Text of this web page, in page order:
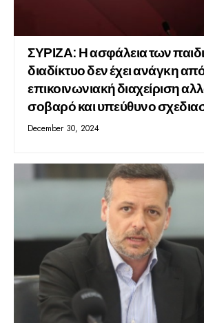
ΣΥΡΙΖΑ: Η ασφάλεια των
διαδίκτυο δεν έχει ανάγκη
επικοινωνιακή διαχείριση
σοβαρό και υπεύθυνο
December 30, 2024